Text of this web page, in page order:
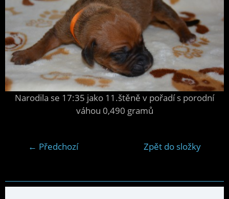
Narodila se 17:35 jako 11.štěně v pořadí s porodní
váhou 0,490 gramů
← Předchozí Zpět do složky